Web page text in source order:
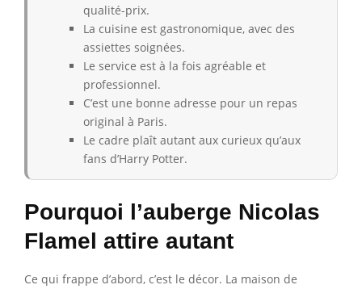
qualité-prix.
La cuisine est gastronomique, avec des
assiettes soignées.
Le service est à la fois agréable et
professionnel.
C’est une bonne adresse pour un repas
original à Paris.
Le cadre plaît autant aux curieux qu’aux
fans d’Harry Potter.
Pourquoi l’auberge Nicolas
Flamel attire autant
Ce qui frappe d’abord, c’est le décor. La maison de